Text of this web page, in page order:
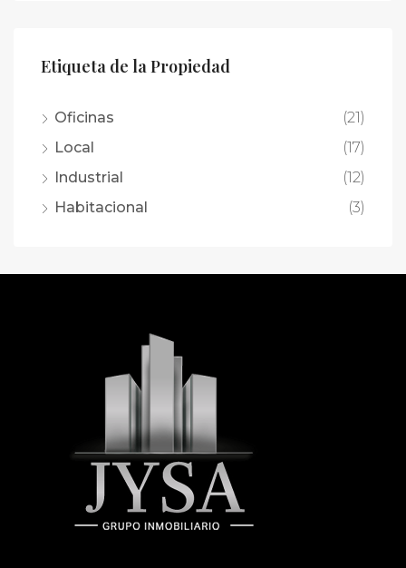
Etiqueta de la Propiedad
Oficinas
(21)
Local
(17)
Industrial
(12)
Habitacional
(3)